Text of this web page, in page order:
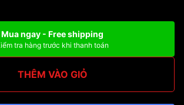
Mua ngay - Free shipping
tra hàng trước khi thanh toán
THÊM VÀO GIỎ